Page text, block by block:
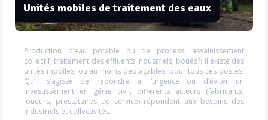
Unités mobiles de traitement des eaux
Production d’eau potable ou de process, assainissement
collectif, traitement des effluents industriels, boues?: il existe des
unités mobiles, ou au moins déplaçables, pour tous ces postes.
Qu’il s’agisse de répondre à l’urgence ou d’éviter un
investissement en génie civil, différents acteurs (fabricants,
loueurs, prestataires de service) répondent aux besoins des
industriels et collectivités.